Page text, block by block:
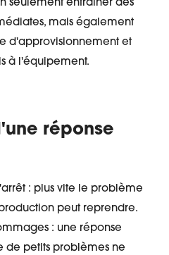
seulement entraîner des
mais également
d'approvisionnement et
à l'équipement.
réponse
: plus vite le problème
peut reprendre.
: une réponse
de petits problèmes ne